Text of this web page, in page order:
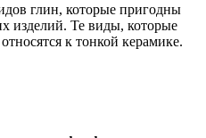
глин, которые пригодны
изделий. Те виды, которые
к тонкой керамике.